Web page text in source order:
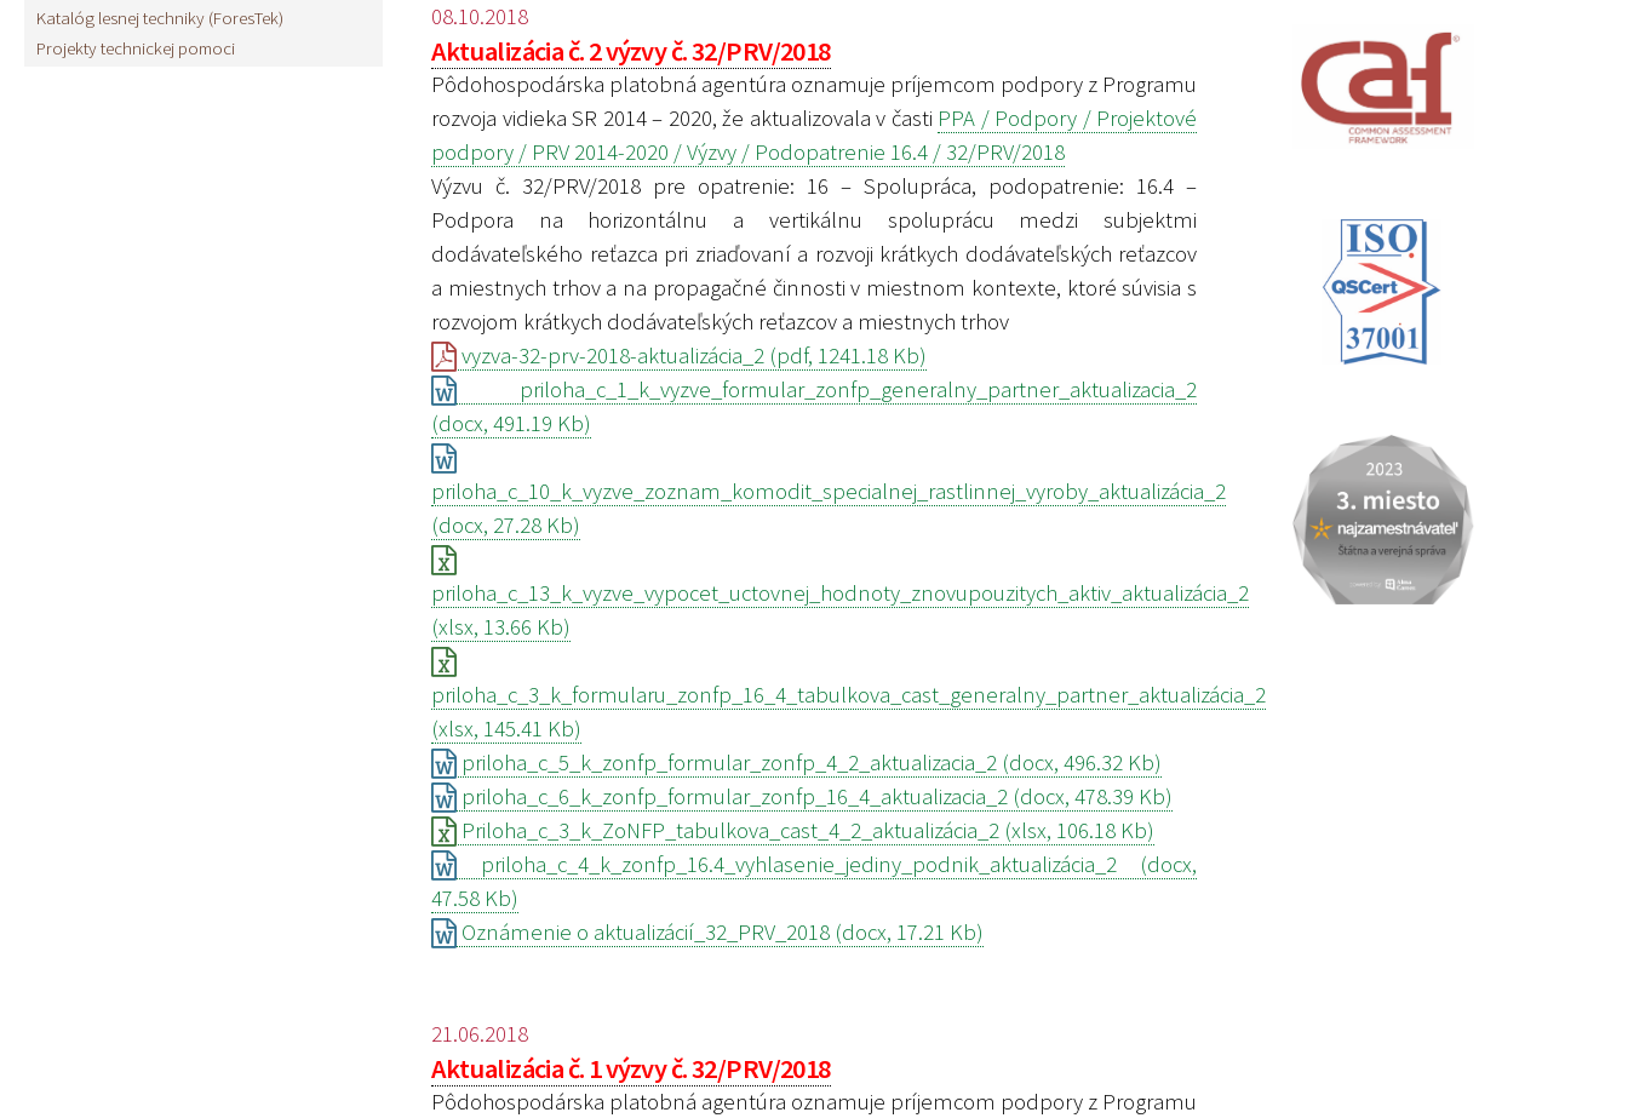
Katalóg lesnej techniky (ForesTek)
Projekty technickej pomoci
08.10.2018
Aktualizácia č. 2 výzvy č. 32/PRV/2018
Pôdohospodárska platobná agentúra oznamuje príjemcom podpory z Programu
rozvoja vidieka SR 2014 – 2020, že aktualizovala v časti PPA / Podpory / Projektové
podpory / PRV 2014-2020 / Výzvy / Podopatrenie 16.4 / 32/PRV/2018
Výzvu č. 32/PRV/2018 pre opatrenie: 16 – Spolupráca, podopatrenie: 16.4 –
Podpora na horizontálnu a vertikálnu spoluprácu medzi subjektmi
dodávateľského reťazca pri zriaďovaní a rozvoji krátkych dodávateľských reťazcov
a miestnych trhov a na propagačné činnosti v miestnom kontexte, ktoré súvisia s
rozvojom krátkych dodávateľských reťazcov a miestnych trhov
vyzva-32-prv-2018-aktualizácia_2 (pdf, 1241.18 Kb)
priloha_c_1_k_vyzve_formular_zonfp_generalny_partner_aktualizacia_2
(docx, 491.19 Kb)
priloha_c_10_k_vyzve_zoznam_komodit_specialnej_rastlinnej_vyroby_aktualizácia_2
(docx, 27.28 Kb)
priloha_c_13_k_vyzve_vypocet_uctovnej_hodnoty_znovupouzitych_aktiv_aktualizácia_2
(xlsx, 13.66 Kb)
priloha_c_3_k_formularu_zonfp_16_4_tabulkova_cast_generalny_partner_aktualizácia_2
(xlsx, 145.41 Kb)
priloha_c_5_k_zonfp_formular_zonfp_4_2_aktualizacia_2 (docx, 496.32 Kb)
priloha_c_6_k_zonfp_formular_zonfp_16_4_aktualizacia_2 (docx, 478.39 Kb)
Priloha_c_3_k_ZoNFP_tabulkova_cast_4_2_aktualizácia_2 (xlsx, 106.18 Kb)
priloha_c_4_k_zonfp_16.4_vyhlasenie_jediny_podnik_aktualizácia_2 (docx,
47.58 Kb)
Oznámenie o aktualizácií_32_PRV_2018 (docx, 17.21 Kb)
21.06.2018
Aktualizácia č. 1 výzvy č. 32/PRV/2018
Pôdohospodárska platobná agentúra oznamuje príjemcom podpory z Programu